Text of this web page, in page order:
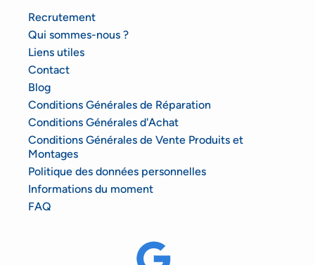
Recrutement
Qui sommes-nous ?
Liens utiles
Contact
Blog
Conditions Générales de Réparation
Conditions Générales d'Achat
Conditions Générales de Vente Produits et
Montages
Politique des données personnelles
Informations du moment
FAQ